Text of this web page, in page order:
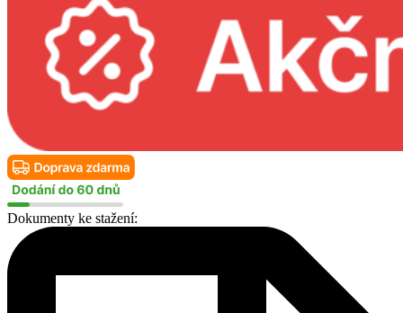
Dokumenty ke stažení: